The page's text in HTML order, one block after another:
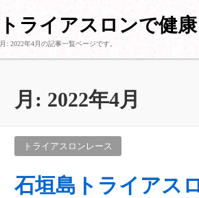
トライアスロンで健
月: 2022年4月の記事一覧ページです。
月: 2022年4月
トライアスロンレース
石垣島トライアス